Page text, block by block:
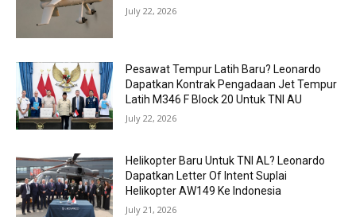
July 22, 2026
Pesawat Tempur Latih Baru? Leonardo
Dapatkan Kontrak Pengadaan Jet Tempur
Latih M346 F Block 20 Untuk TNI AU
July 22, 2026
Helikopter Baru Untuk TNI AL? Leonardo
Dapatkan Letter Of Intent Suplai
Helikopter AW149 Ke Indonesia
July 21, 2026